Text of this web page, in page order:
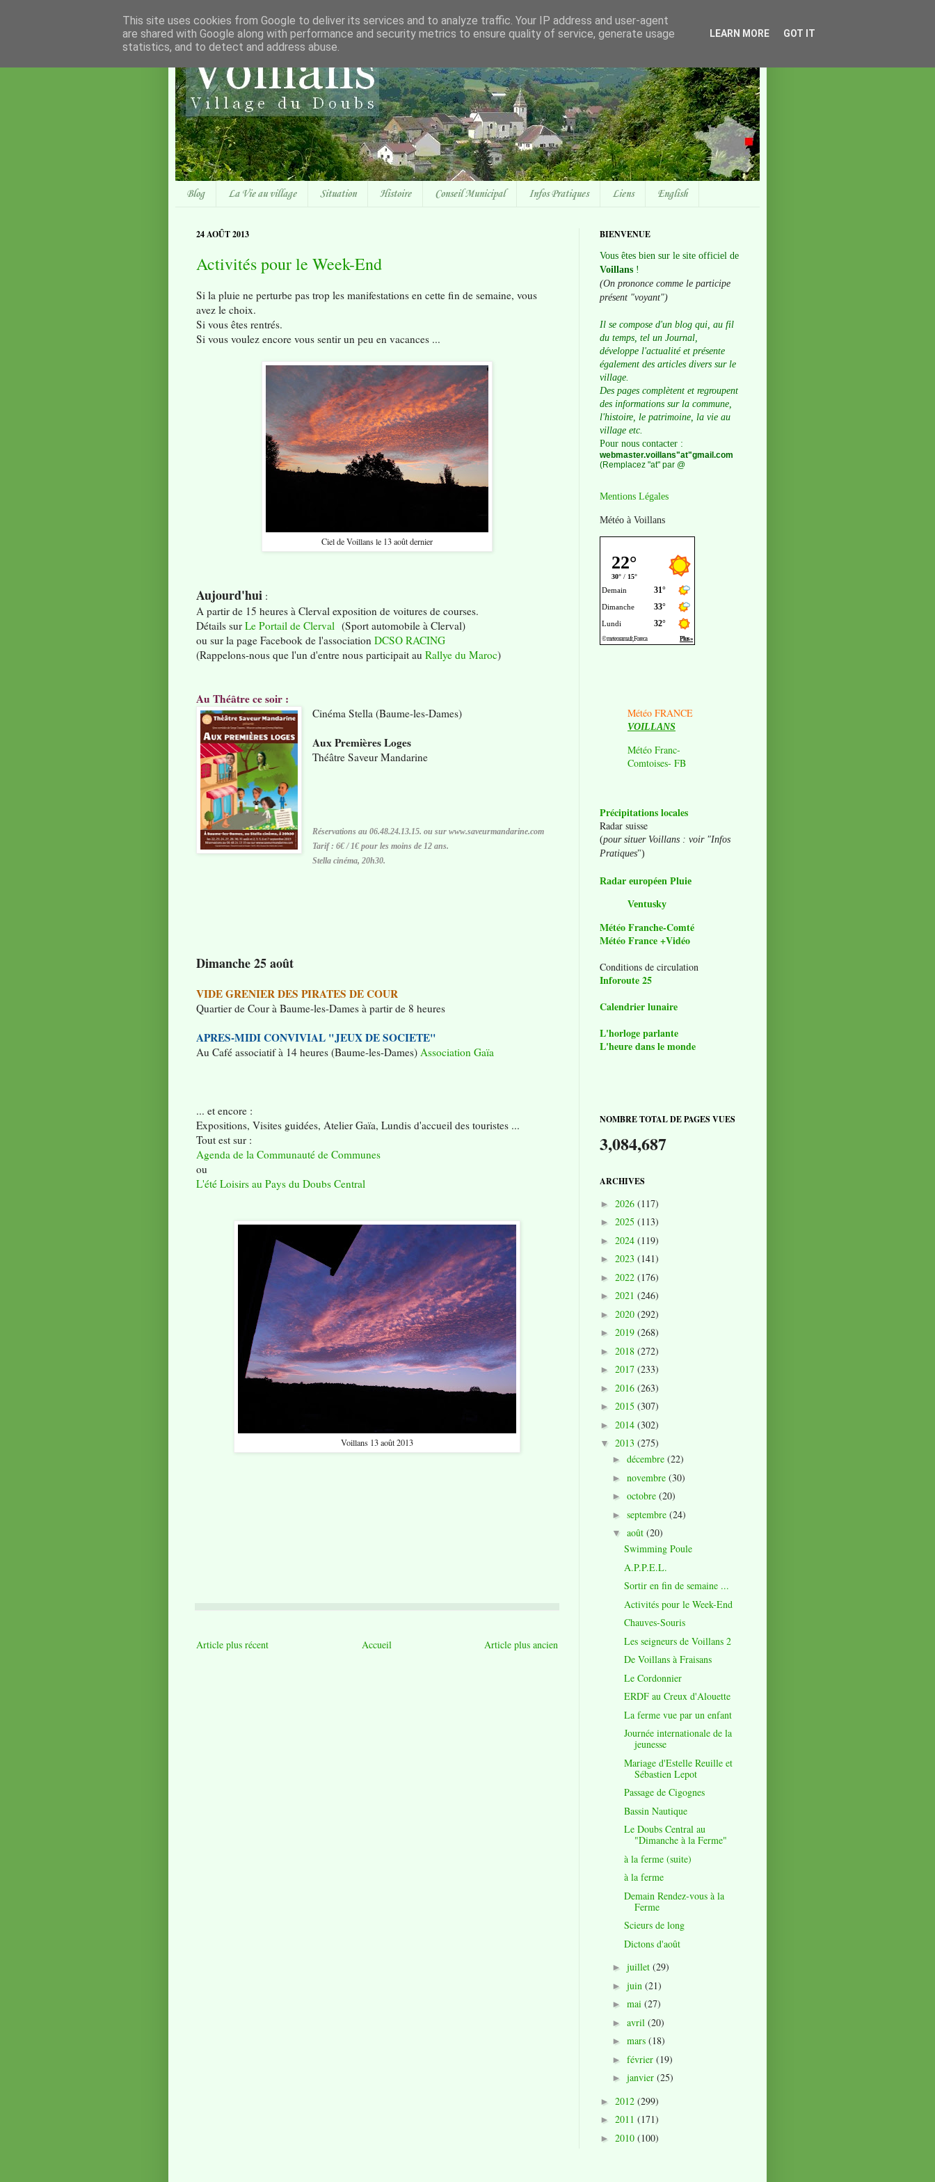
Blog La Vie au village Situation Histoire Conseil Municipal Infos Pratiques Liens English
24 AOÛT 2013
Activités pour le Week-End
Si la pluie ne perturbe pas trop les manifestations en cette fin de semaine, vous
avez le choix.
Si vous êtes rentrés.
Si vous voulez encore vous sentir un peu en vacances ...
Ciel de Voillans le 13 août dernier
Aujourd'hui :
A partir de 15 heures à Clerval exposition de voitures de courses.
Détails sur Le Portail de Clerval (Sport automobile à Clerval)
ou sur la page Facebook de l'association DCSO RACING
(Rappelons-nous que l'un d'entre nous participait au Rallye du Maroc)
Au Théâtre ce soir :
Cinéma Stella (Baume-les-Dames)
Aux Premières Loges
Théâtre Saveur Mandarine
Réservations au 06.48.24.13.15. ou sur www.saveurmandarine.com
Tarif : 6€ / 1€ pour les moins de 12 ans.
Stella cinéma, 20h30.
Dimanche 25 août
VIDE GRENIER DES PIRATES DE COUR
Quartier de Cour à Baume-les-Dames à partir de 8 heures
APRES-MIDI CONVIVIAL "JEUX DE SOCIETE"
Au Café associatif à 14 heures (Baume-les-Dames) Association Gaïa
... et encore :
Expositions, Visites guidées, Atelier Gaïa, Lundis d'accueil des touristes ...
Tout est sur :
Agenda de la Communauté de Communes
ou
L'été Loisirs au Pays du Doubs Central
Voillans 13 août 2013
Article plus récent Article plus ancien
Accueil
BIENVENUE
Vous êtes bien sur le site officiel de
Voillans !
(On prononce comme le participe
présent "voyant")
Il se compose d'un blog qui, au fil
du temps, tel un Journal,
développe l'actualité et présente
également des articles divers sur le
village.
Des pages complètent et regroupent
des informations sur la commune,
l'histoire, le patrimoine, la vie au
village etc.
Pour nous contacter :
webmaster.voillans"at"gmail.com
(Remplacez "at" par @
Mentions Légales
Météo à Voillans
Météo FRANCE
VOILLANS
Météo Franc-
Comtoises- FB
Précipitations locales
Radar suisse
(pour situer Voillans : voir "Infos
Pratiques")
Radar européen Pluie
Ventusky
Météo Franche-Comté
Météo France +Vidéo
Conditions de circulation
Inforoute 25
Calendrier lunaire
L'horloge parlante
L'heure dans le monde
NOMBRE TOTAL DE PAGES VUES
3,084,687
ARCHIVES
► 2026 (117)
► 2025 (113)
► 2024 (119)
► 2023 (141)
► 2022 (176)
► 2021 (246)
► 2020 (292)
► 2019 (268)
► 2018 (272)
► 2017 (233)
► 2016 (263)
► 2015 (307)
► 2014 (302)
▼ 2013 (275)
► décembre (22)
► novembre (30)
► octobre (20)
► septembre (24)
▼ août (20)
Swimming Poule
A.P.P.E.L.
Sortir en fin de semaine ...
Activités pour le Week-End
Chauves-Souris
Les seigneurs de Voillans 2
De Voillans à Fraisans
Le Cordonnier
ERDF au Creux d'Alouette
La ferme vue par un enfant
Journée internationale de la
jeunesse
Mariage d'Estelle Reuille et
Sébastien Lepot
Passage de Cigognes
Bassin Nautique
Le Doubs Central au
"Dimanche à la Ferme"
à la ferme (suite)
à la ferme
Demain Rendez-vous à la
Ferme
Scieurs de long
Dictons d'août
► juillet (29)
► juin (21)
► mai (27)
► avril (20)
► mars (18)
► février (19)
► janvier (25)
► 2012 (299)
► 2011 (171)
► 2010 (100)
This site uses cookies from Google to deliver its services and to analyze traffic. Your IP address and user-agent
are shared with Google along with performance and security metrics to ensure quality of service, generate usage
statistics, and to detect and address abuse.
LEARN MORE GOT IT